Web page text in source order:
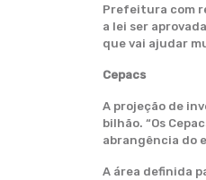
Prefeitura com
a lei ser
que vai ajudar
Cepacs
A projeção de
bilhão. “Os
abrangência do
A área definida